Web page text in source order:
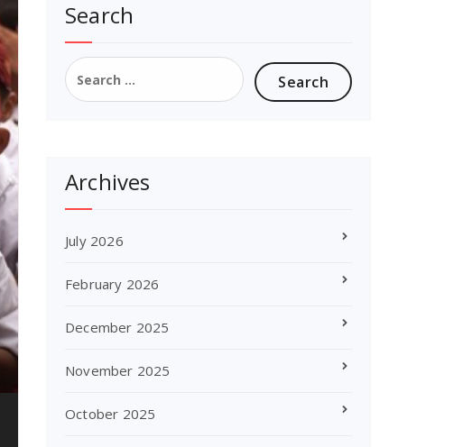
Search
Search
for:
Archives
July 2026
February 2026
December 2025
November 2025
October 2025